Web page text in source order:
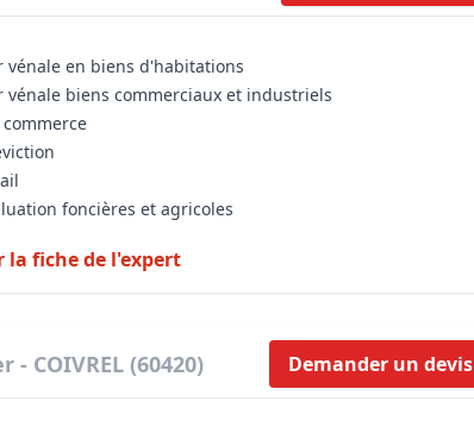
en biens d'habitations
biens commerciaux et industriels
foncières et agricoles
la fiche de l'expert
COIVREL (60420) Demander un devis